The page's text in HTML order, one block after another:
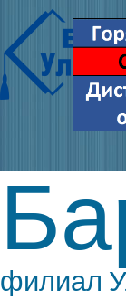
филиал